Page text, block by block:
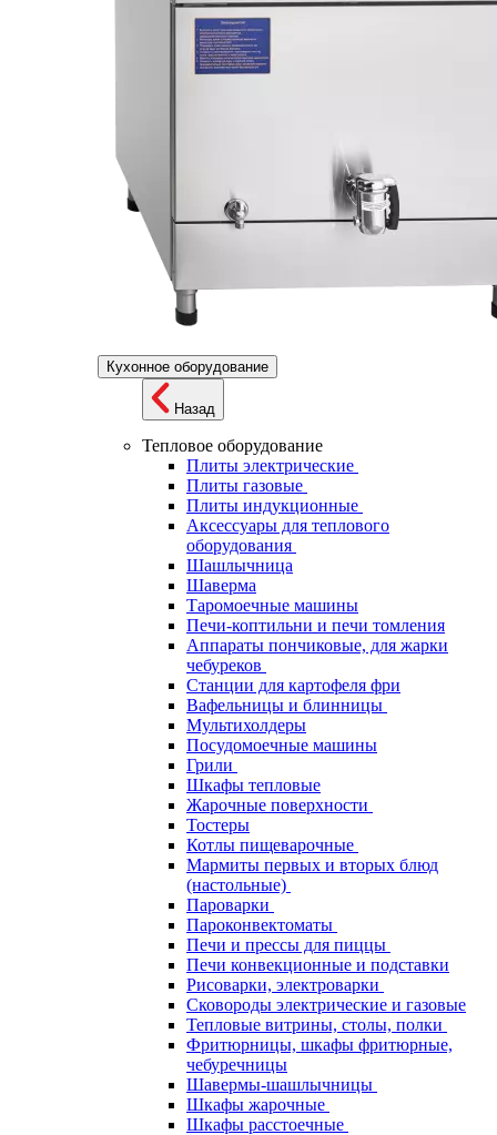
Кухонное оборудование
Назад
Тепловое оборудование
Плиты электрические
Плиты газовые
Плиты индукционные
Аксессуары для теплового
оборудования
Шашлычница
Шаверма
Таромоечные машины
Печи-коптильни и печи томления
Аппараты пончиковые, для жарки
чебуреков
Станции для картофеля фри
Вафельницы и блинницы
Мультихолдеры
Посудомоечные машины
Грили
Шкафы тепловые
Жарочные поверхности
Тостеры
Котлы пищеварочные
Мармиты первых и вторых блюд
(настольные)
Пароварки
Пароконвектоматы
Печи и прессы для пиццы
Печи конвекционные и подставки
Рисоварки, электроварки
Сковороды электрические и газовые
Тепловые витрины, столы, полки
Фритюрницы, шкафы фритюрные,
чебуречницы
Шавермы-шашлычницы
Шкафы жарочные
Шкафы расстоечные